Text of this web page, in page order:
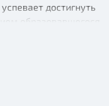
достигнуть
образовавшегося